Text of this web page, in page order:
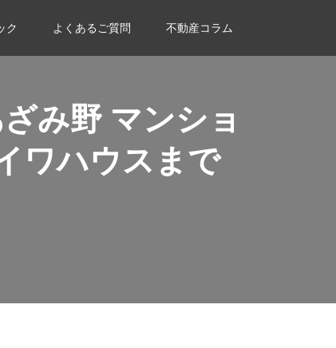
ク よくあるご質問 不動産コラム
み野 マンショ
ワハウスまで